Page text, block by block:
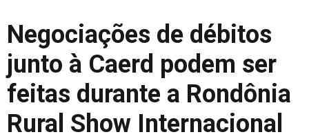
Negociações de débitos
junto à Caerd podem ser
feitas durante a Rondônia
Rural Show Internacional